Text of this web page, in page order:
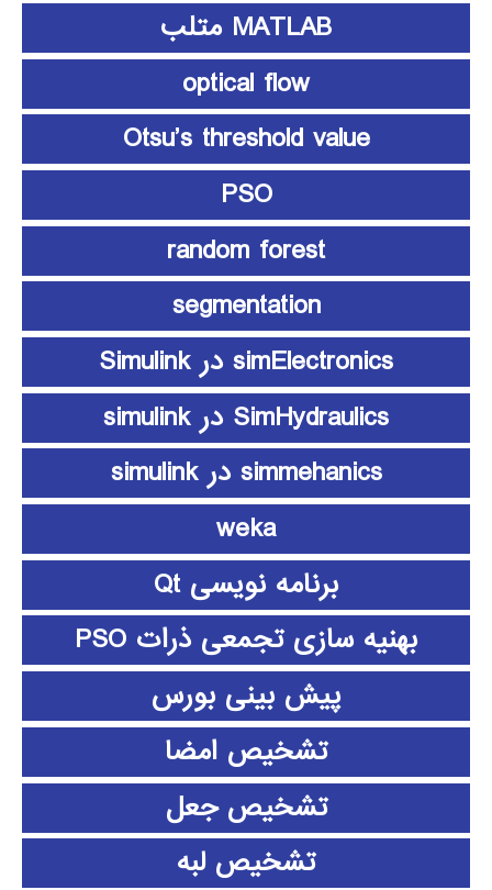
MATLAB متلب
optical flow
Otsu’s threshold value
PSO
random forest
segmentation
simElectronics در Simulink
SimHydraulics در simulink
simmehanics در simulink
weka
برنامه نویسی Qt
بهنیه سازی تجمعی ذرات PSO
پیش بینی بورس
تشخیص امضا
تشخیص جعل
تشخیص لبه